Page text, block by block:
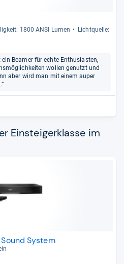
1800 ANSI Lumen
Licht­quelle:
ein Beamer für echte Enthusiasten,
wollen genutzt und
aber wird man mit einem super
Einsteigerklasse im
Sound System